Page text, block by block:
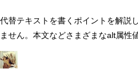
代替テキストを書くポイントを解説
ません。本文などさまざまなalt属性